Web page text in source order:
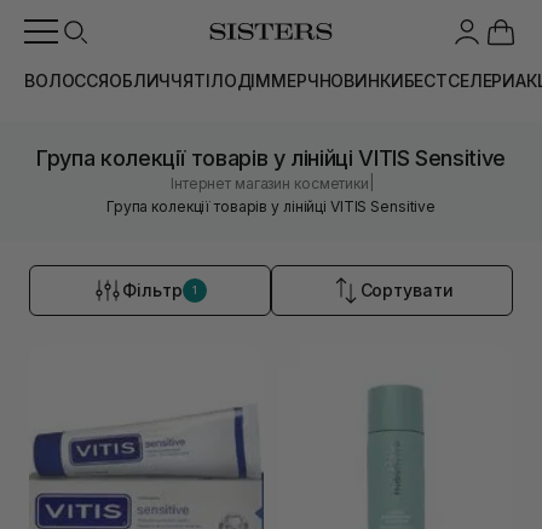
ВОЛОССЯОБЛИЧЧЯТІЛОДІММЕРЧНОВИНКИБЕСТСЕЛЕРИ
Група колекції товарів у лінійці VITIS Sensitive
Інтернет магазин косметики
Група колекції товарів у лінійці VITIS Sensitive
Фільтр 1 Сортувати